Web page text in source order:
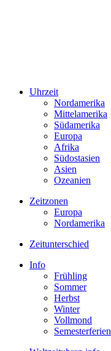
Uhrzeit
Nordamerika
Mittelamerika
Südamerika
Europa
Afrika
Südostasien
Asien
Ozeanien
Zeitzonen
Europa
Nordamerika
Zeitunterschied
Info
Frühling
Sommer
Herbst
Winter
Vollmond
Semesterferien